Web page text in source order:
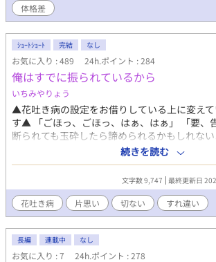
学生×高校生のじれったくて甘い両片思い。 い
好き。 お腹も心も満たされる、京都発・ほの
体格差
ｼｮｰﾄｼｮｰﾄ 完結 なし
お気に入り : 489 24h.ポイント : 284
俺はすでに振られているから
いちみやりょう
▲花吐き病の設定をお借りしている上に変え
す▲ 「ごほっ、ごほっ、はぁ、はぁ」 「要、
断られても玉砕したら諦められるかもしれな
の杉田が心配そうに言ってきた。 俺の片思い
気を杉田だけが知っている。 以前会社で吐き
って給湯室まで駆け込んで吐いた時に、心配
た杉田に花を吐くのを見られてしまったこと
ちなみに今も給湯室にいる。 「無理だ。断られ
った」 「え？ 告白したの？」 「こほっ、ご
の時にね」 「ダメだったんだ」 「悪いって言
断られたのにもかかわらず諦めきれずに、こ
しまった」
続きを読む
文字数 9,747 最終更新日
花吐き病 片思い 切ない すれ違い
長編 連載中 なし
お気に入り : 7 24h.ポイント : 278